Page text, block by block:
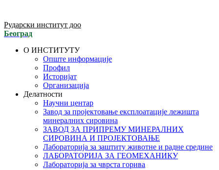
Рударски институт доо
Београд
О ИНСТИТУТУ
Опште информације
Профил
Историјат
Организација
Делатности
Научни центар
Завод за пројектовање експлоатације лежишта
минералних сировина
ЗАВОД ЗА ПРИПРЕМУ МИНЕРАЛНИХ
СИРОВИНА И ПРОЈЕКТОВАЊЕ
Лабораторија за заштиту животне и радне средине
ЛАБОРАТОРИЈА ЗА ГЕОМЕХАНИКУ
Лабораторија за чврста горива